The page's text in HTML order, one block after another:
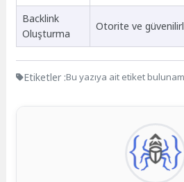
Backlink
Oluşturma
Otorite ve
Etiketler :Bu yazıya ait etiket